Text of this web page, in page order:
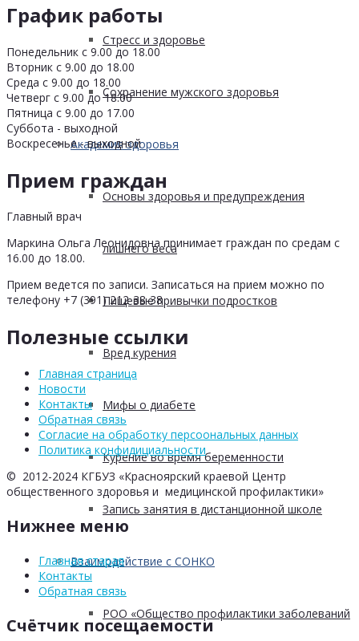
Стресс и здоровье
Сохранение мужского здоровья
Академия здоровья
Основы здоровья и предупреждения
лишнего веса
Пищевые привычки подростков
Вред курения
Мифы о диабете
Курение во время беременности
Запись занятия в дистанционной школе
Взаимодействие с СОНКО
РОО «Общество профилактики заболеваний
График работы
Понедельник с 9.00 до 18.00
Вторник с 9.00 до 18.00
Среда с 9.00 до 18.00
Четверг с 9.00 до 18.00
Пятница с 9.00 до 17.00
Суббота - выходной
Воскресенье - выходной
Прием граждан
Главный врач
Маркина Ольга Леонидовна принимает граждан по средам с
16.00 до 18.00.
Прием ведется по записи. Записаться на прием можно по
телефону +7 (391) 212-38-38
Полезные ссылки
Главная страница
Новости
Контакты
Обратная связь
Согласие на обработку персоональных данных
Политика конфидициальности
© 2012-2024 КГБУЗ «Красноярский краевой Центр
общественного здоровья и медицинской профилактики»
Нижнее меню
Главная старая
Контакты
Обратная связь
Счётчик посещаемости